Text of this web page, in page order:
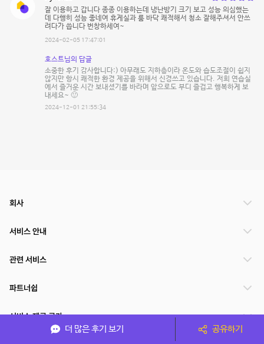
잘 이용하고 갑니다 종종 이용하는데 냉난방기 크기 보고 성능 의심했는
데 다행히 성능 좋네여 휴게실과 룸 바닥 쾌적해서 청소 잘해주셔서 안쓰
려다가 씁니다 번창하세여~
2024-02-05 17:47:01
호스트님의 답글
소중한 후기 감사합니다:) 아무래도 지하층이라 온도와 습도조절이 쉽지
않지만 항시 쾌적한 환경 제공을 위해서 신경쓰고 있습니다. 저희 연습실
에서 즐거운 시간 보내셨기를 바라며 앞으로도 부디 즐겁고 행복하게 보
내세요~ 🙂
2024-12-01 21:55:34
더 많은 후기 보기 공유하기
회사
서비스 안내
관련 서비스
파트너쉽
서비스 제공 국가